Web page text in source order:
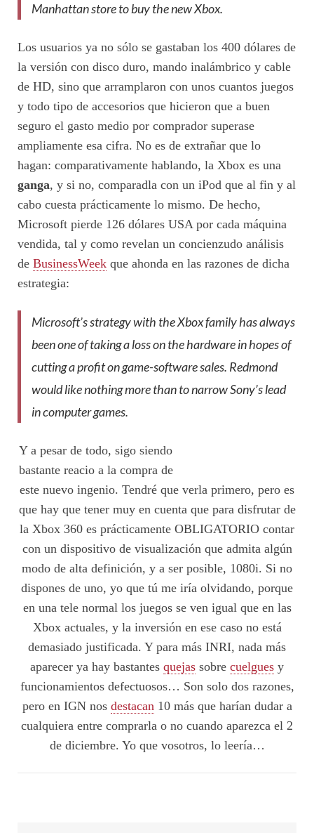
Manhattan store to buy the new Xbox.
Los usuarios ya no sólo se gastaban los 400 dólares de
la versión con disco duro, mando inalámbrico y cable
de HD, sino que arramplaron con unos cuantos juegos
y todo tipo de accesorios que hicieron que a buen
seguro el gasto medio por comprador superase
ampliamente esa cifra. No es de extrañar que lo
hagan: comparativamente hablando, la Xbox es una
ganga, y si no, comparadla con un iPod que al fin y al
cabo cuesta prácticamente lo mismo. De hecho,
Microsoft pierde 126 dólares USA por cada máquina
vendida, tal y como revelan un concienzudo análisis
de BusinessWeek que ahonda en las razones de dicha
estrategia:
Microsoft’s strategy with the Xbox family has always
been one of taking a loss on the hardware in hopes of
cutting a profit on game-software sales. Redmond
would like nothing more than to narrow Sony’s lead
in computer games.
Y a pesar de todo, sigo siendo
bastante reacio a la compra de
este nuevo ingenio. Tendré que verla primero, pero es
que hay que tener muy en cuenta que para disfrutar de
la Xbox 360 es prácticamente OBLIGATORIO contar
con un dispositivo de visualización que admita algún
modo de alta definición, y a ser posible, 1080i. Si no
dispones de uno, yo que tú me iría olvidando, porque
en una tele normal los juegos se ven igual que en las
Xbox actuales, y la inversión en ese caso no está
demasiado justificada. Y para más INRI, nada más
aparecer ya hay bastantes quejas sobre cuelgues y
funcionamientos defectuosos… Son solo dos razones,
pero en IGN nos destacan10 más que harían dudar a
cualquiera entre comprarla o no cuando aparezca el 2
de diciembre. Yo que vosotros, lo leería…